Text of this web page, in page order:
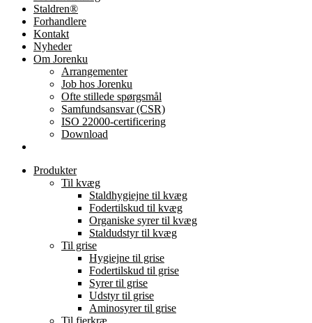
Staldren®
Forhandlere
Kontakt
Nyheder
Om Jorenku
Arrangementer
Job hos Jorenku
Ofte stillede spørgsmål
Samfundsansvar (CSR)
ISO 22000-certificering
Download
Produkter
Til kvæg
Staldhygiejne til kvæg
Fodertilskud til kvæg
Organiske syrer til kvæg
Staldudstyr til kvæg
Til grise
Hygiejne til grise
Fodertilskud til grise
Syrer til grise
Udstyr til grise
Aminosyrer til grise
Til fjerkræ